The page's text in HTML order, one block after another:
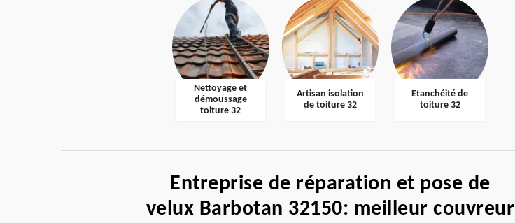
Nettoyage et
démoussage
toiture 32
Artisan isolation
de toiture 32
Etanchéité de
toiture 32
Entreprise de réparation et pose de
velux Barbotan 32150: meilleur couvreur